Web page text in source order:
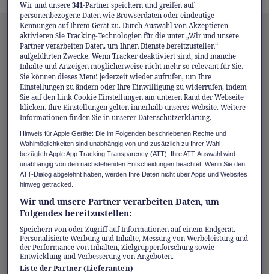
Mit über 165 Jahren
Anlagekompetenz in Ihre Zukunft
investieren
Swiss Life Wealth Managersbietet eine
ganzheitliche Finanzplanung und eine
individuell zugeschnittene
Vermögensberatung und
Vermögensverwaltung. Das Angebot umfasst
Themen wie Pensionierungsplanung,
Steuervorteile nutzen, Anlegen und
Hypotheken. Kundinnen und Kunden können
sich dankkostenlosen Merkblätternsowie
einemPensionsrechnerinformieren und von
einemunverbindlichen Erstgespräch
Wir und unsere341-Partner speichern und greifen auf
personenbezogene Daten wie Browserdaten oder eindeutige
Kennungen auf Ihrem Gerät zu. Durch Auswahl von Akzeptieren
aktivieren Sie Tracking-Technologien für die unter „Wir und unsere
Partner verarbeiten Daten, um Ihnen Dienste bereitzustellen“
aufgeführten Zwecke. Wenn Tracker deaktiviert sind, sind manche
Inhalte und Anzeigen möglicherweise nicht mehr so relevant für Sie.
Sie können dieses Menü jederzeit wieder aufrufen, um Ihre
Einstellungen zu ändern oder Ihre Einwilligung zu widerrufen, indem
Sie auf den Link Cookie Einstellungen am unteren Rand der Webseite
klicken. Ihre Einstellungen gelten innerhalb unseres Website. Weitere
Informationen finden Sie in unserer Datenschutzerklärung.
Hinweis für Apple Geräte: Die im Folgenden beschriebenen Rechte und
Wahlmöglichkeiten sind unabhängig von und zusätzlich zu Ihrer Wahl
bezüglich Apple App Tracking Transparency (ATT). Ihre ATT-Auswahl wird
unabhängig von den nachstehenden Entscheidungen beachtet. Wenn Sie den
ATT-Dialog abgelehnt haben, werden Ihre Daten nicht über Apps und Websites
hinweg getracked.
Wir und unsere Partner verarbeiten Daten, um
Folgendes bereitzustellen:
Speichern von oder Zugriff auf Informationen auf einem Endgerät.
Personalisierte Werbung und Inhalte, Messung von Werbeleistung und
der Performance von Inhalten, Zielgruppenforschung sowie
Entwicklung und Verbesserung von Angeboten.
Liste der Partner (Lieferanten)